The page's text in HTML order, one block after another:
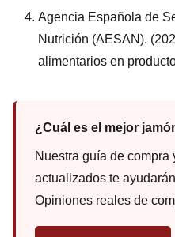
Agencia Española de
Nutrición (AESAN).
alimentarios en
¿Cuál es el mejor
Nuestra guía de
actualizados te
Opiniones reales de